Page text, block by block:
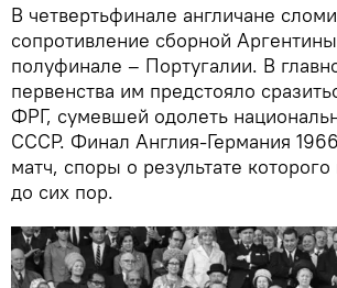
В четвертьфинале англичане
сопротивление сборной
полуфинале – Португалии. В
первенства им предстояло
ФРГ, сумевшей одолеть
СССР. Финал Англия-Германия
матч, споры о результате
до сих пор.